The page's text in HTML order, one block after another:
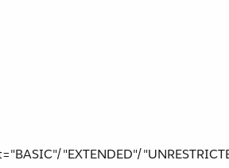
"EXTENDED"/